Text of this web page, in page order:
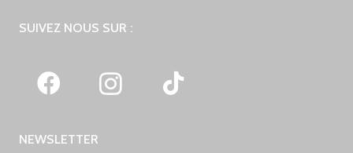
SUIVEZ NOUS SUR :
NEWSLETTER